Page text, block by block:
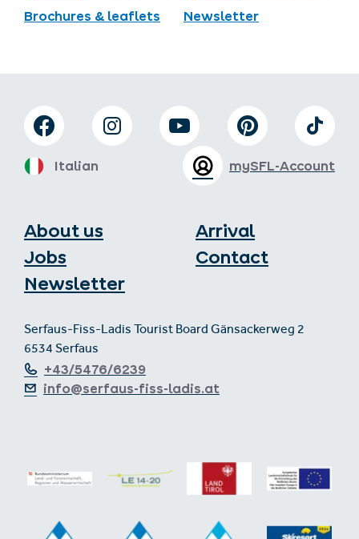
Brochures & leaflets Newsletter
About us
Jobs
Newsletter
Arrival
Contact
Serfaus-Fiss-Ladis Tourist Board Gänsackerweg 2
6534 Serfaus
+43/5476/6239
info@serfaus-fiss-ladis.at
mySFL-Account
Italian